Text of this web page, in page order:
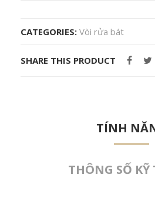
CATEGORIES: Vòi rửa bát
SHARE THIS PRODUCT
TÍNH
THÔNG SỐ